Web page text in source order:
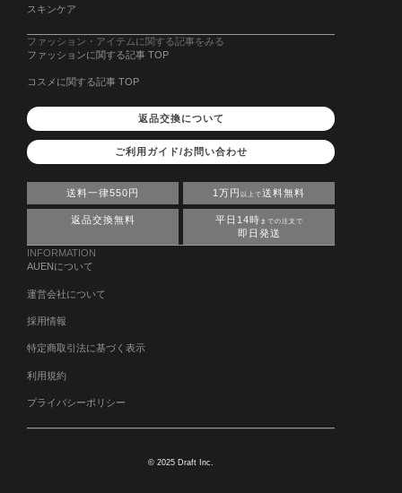
スキンケア
ファッション・アイテムに関する記事をみる
ファッションに関する記事 TOP
コスメに関する記事 TOP
返品交換について
ご利用ガイド/お問い合わせ
送料一律550円 1万円 以上で送料無料
返品交換無料 平日14時 までの注文で
即日発送
INFORMATION
AUENについて
運営会社について
採用情報
特定商取引法に基づく表示
利用規約
プライバシーポリシー
© 2025 Draft Inc.